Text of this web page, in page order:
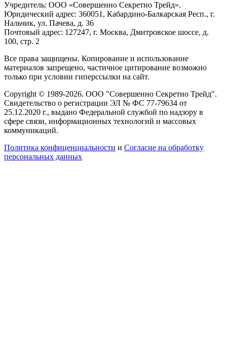
Учредитель: ООО «Совершенно Секретно Трейд».
Юридический адрес: 360051, Кабардино-Балкарская Респ., г.
Нальчик, ул. Пачева, д. 36
Почтовый адрес: 127247, г. Москва, Дмитровское шоссе, д.
100, стр. 2
Все права защищены. Копирование и использование
материалов запрещено, частичное цитирование возможно
только при условии гиперссылки на сайт.
Copyright © 1989-2026. ООО "Совершенно Секретно Трейд".
Свидетельство о регистрации ЭЛ № ФС 77-79634 от
25.12.2020 г., выдано Федеральной службой по надзору в
сфере связи, информационных технологий и массовых
коммуникаций.
Политика конфиценциальности и Согласие на обработку
персональных данных